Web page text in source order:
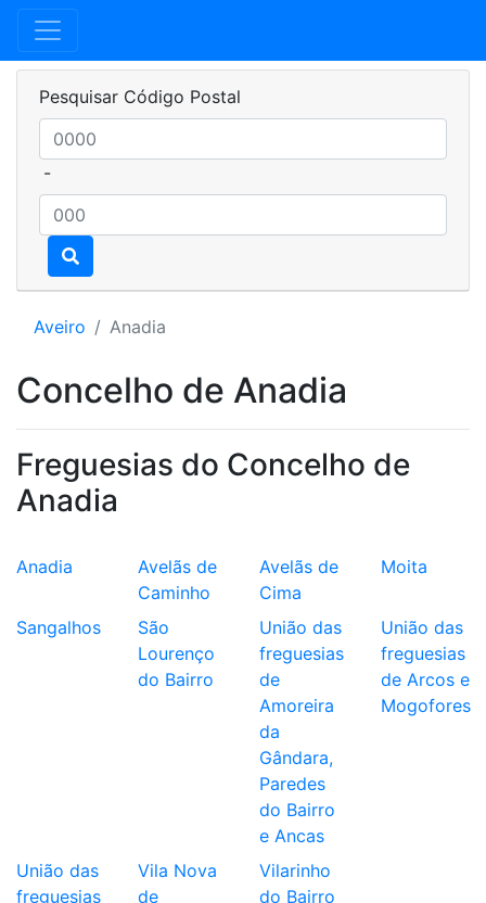
Pesquisar Código Postal
-
Aveiro Anadia
Concelho de Anadia
Freguesias do Concelho de
Anadia
Anadia
Avelãs de
Caminho
Avelãs de
Cima
Moita
Sangalhos
São
Lourenço
do Bairro
União das
freguesias
de
Amoreira
da
Gândara,
Paredes
do Bairro
e Ancas
União das
freguesias
de Arcos e
Mogofores
União das
freguesias
Vila Nova
de
Vilarinho
do Bairro